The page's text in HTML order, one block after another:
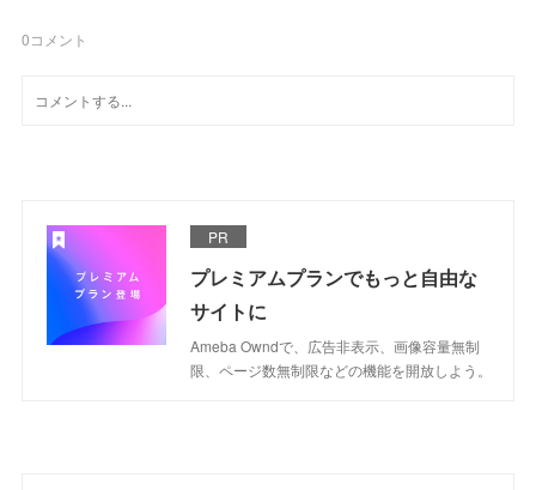
0コメント
PR
プレミアムプランでもっと自由な
サイトに
Ameba Owndで、広告非表示、画像容量無制
限、ページ数無制限などの機能を開放しよう。